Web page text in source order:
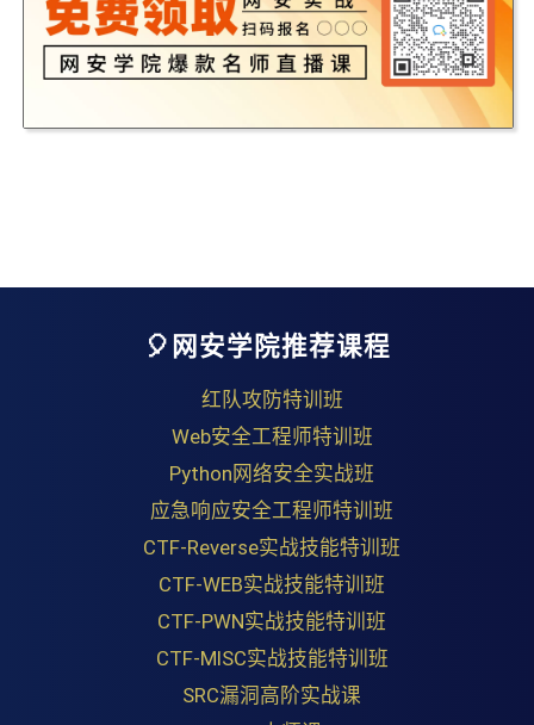
🎈网安学院推荐课程
红队攻防特训班
Web安全工程师特训班
Python网络安全实战班
应急响应安全工程师特训班
CTF-Reverse实战技能特训班
CTF-WEB实战技能特训班
CTF-PWN实战技能特训班
CTF-MISC实战技能特训班
SRC漏洞高阶实战课